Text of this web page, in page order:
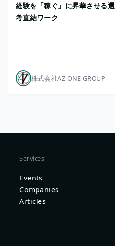
経験を「稼ぐ」に昇華させる選
考直結ワーク
株式会社AZ ONE GROUP
Services
Events
Companies
Articles